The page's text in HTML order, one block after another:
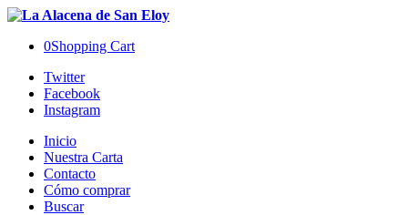
0Shopping Cart
Twitter
Facebook
Instagram
Inicio
Nuestra Carta
Contacto
Cómo comprar
Buscar